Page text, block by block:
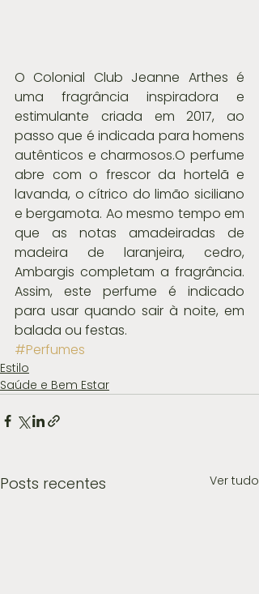
O Colonial Club Jeanne Arthes é
uma fragrância inspiradora e
estimulante criada em 2017, ao
passo que é indicada para homens
autênticos e charmosos.O perfume
abre com o frescor da hortelã e
lavanda, o cítrico do limão siciliano
e bergamota. Ao mesmo tempo em
que as notas amadeiradas de
madeira de laranjeira, cedro,
Ambargis completam a fragrância.
Assim, este perfume é indicado
para usar quando sair à noite, em
balada ou festas.
#Perfumes
Estilo
Saúde e Bem Estar
Posts recentes Ver tudo